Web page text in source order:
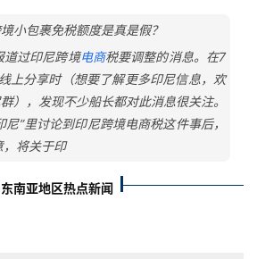
小包裹免税额度是真是假？
道过印尼跨境电商税要调整的消息。在7
上分享时（想要了解更多印尼信息，欢
），发现不少船长都对此消息很关注。
尼”里讨论到印尼跨境电商税这件事后，
将关于印
东南亚地区热点新闻